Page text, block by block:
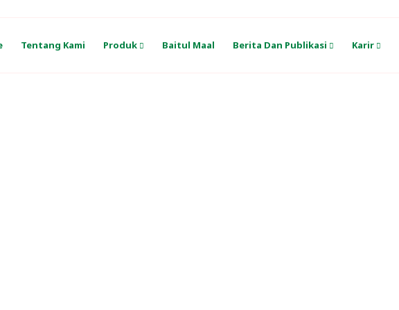
Tentang Kami Produk Baitul Maal Berita Dan Publikasi Karir